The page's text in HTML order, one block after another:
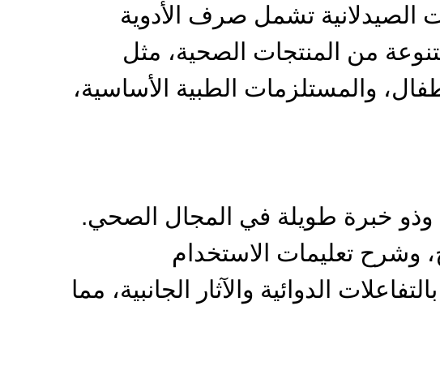
تشمل صرف الأدوية
من المنتجات الصحية، مثل
والمستلزمات الطبية الأساسية،
وذو خبرة طويلة في المجال الصحي.
وشرح تعليمات الاستخدام
الدوائية والآثار الجانبية، مما